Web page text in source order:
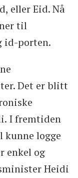
eller Eid. Nå
til
id-porten.
Det er blitt
I fremtiden
logge
enkel og
Heidi